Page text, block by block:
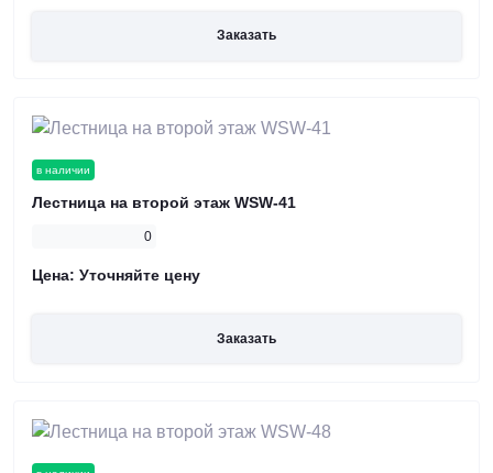
Заказать
в наличии
Лестница на второй этаж WSW-41
0
Цена: Уточняйте цену
Заказать